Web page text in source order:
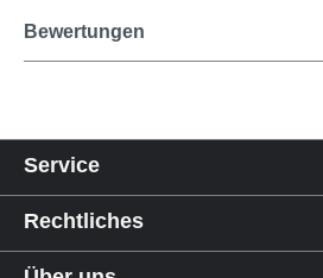
Bewertungen
Service
Rechtliches